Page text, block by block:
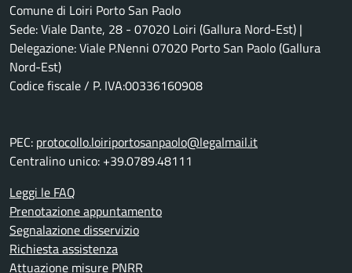
Comune di Loiri Porto San Paolo
Sede: Viale Dante, 28 - 07020 Loiri (Gallura Nord-Est) |
Delegazione: Viale P.Nenni 07020 Porto San Paolo (Gallura
Nord-Est)
Codice fiscale / P. IVA:00336160908
PEC: protocollo.loiriportosanpaolo@legalmail.it
Centralino unico: +39.0789.48111
Leggi le FAQ
Prenotazione appuntamento
Segnalazione disservizio
Richiesta assistenza
Attuazione misure PNRR